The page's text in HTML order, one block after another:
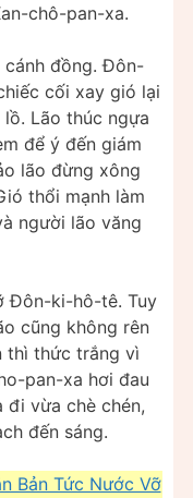
chô-pan-xa.
đồng. Đôn-
cối xay gió lại
Lão thúc ngựa
để ý đến giám
lão đừng xông
thổi mạnh làm
người lão văng
Đôn-ki-hô-tê. Tuy
cũng không rên
thì thức trắng vì
pan-xa hơi đau
đi vừa chè chén,
đến sáng.
Bản Tức Nước Vỡ